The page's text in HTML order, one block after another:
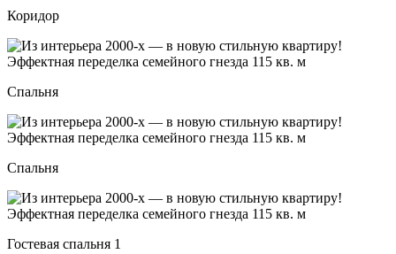
Коридор
Спальня
Спальня
Гостевая спальня 1